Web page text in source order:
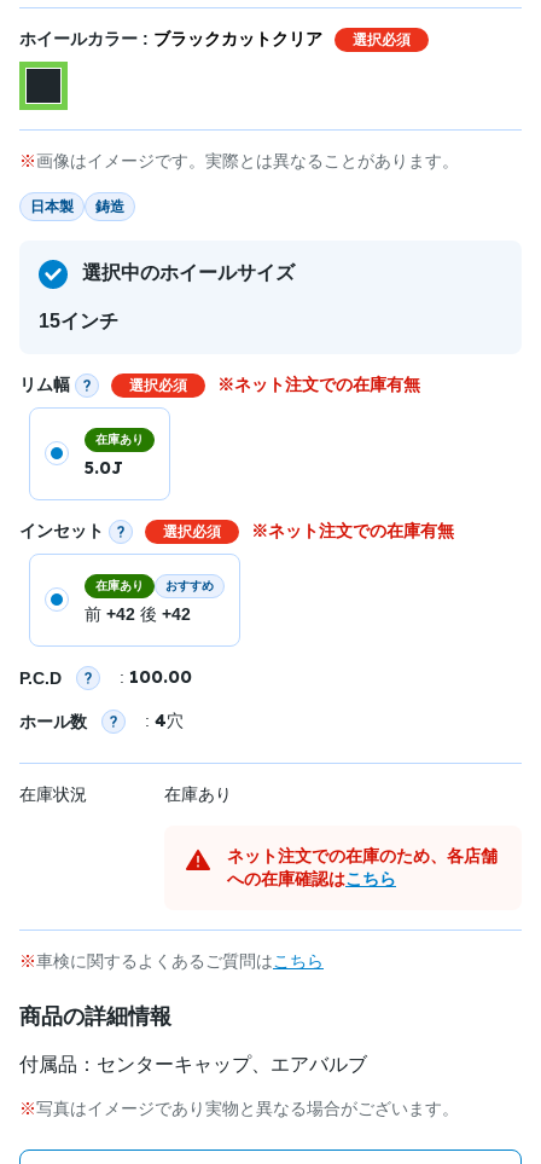
ホイールカラー : ブラックカットクリア 選択必須
画像はイメージです。実際とは異なることがあります。
日本製 鋳造
選択中のホイールサイズ
15インチ
リム幅 選択必須 ※ネット注文での在庫有無
在庫あり
5.0J
インセット 選択必須 ※ネット注文での在庫有無
在庫あり おすすめ
前 +42 後 +42
P.C.D : 100.00
ホール数 : 4穴
在庫状況 在庫あり
ネット注文での在庫のため、各店舗
への在庫確認はこちら
車検に関するよくあるご質問はこちら
商品の詳細情報
付属品：センターキャップ、エアバルブ
写真はイメージであり実物と異なる場合がございます。